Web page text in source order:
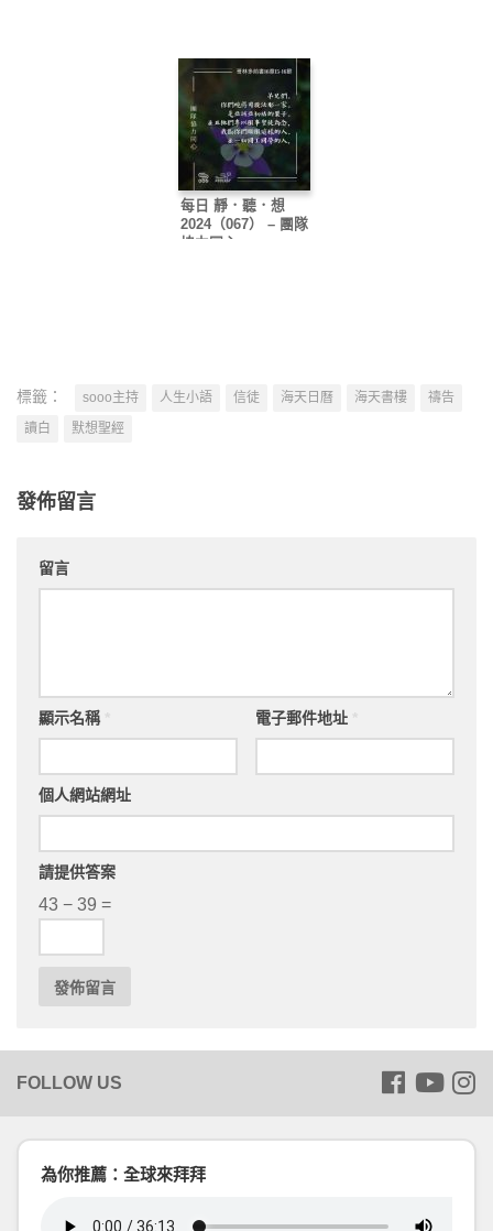
每日 靜．聽．想
2024（067） – 團隊
協力同心
標籤： sooo主持 人生小語 信徒 海天日曆 海天書樓
禱告
讀白
默想聖經
發佈留言
留言
顯示名稱 電子郵件地址
個人網站網址
請提供答案
43 − 39 =
為你推薦：全球來拜拜